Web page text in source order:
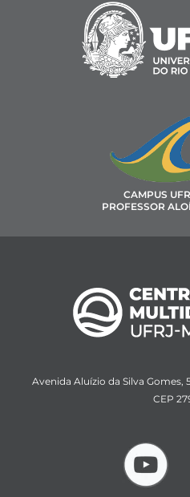
CAMPUS
PROFESSOR
Avenida Aluízio da Silva Gomes,
CEP